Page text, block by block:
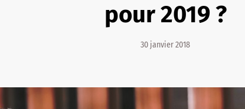
pour 2019 ?
30 janvier 2018